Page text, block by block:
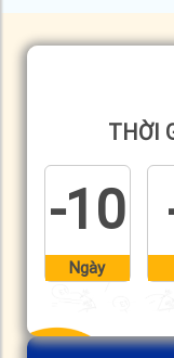
THỜI
-10
Ngày